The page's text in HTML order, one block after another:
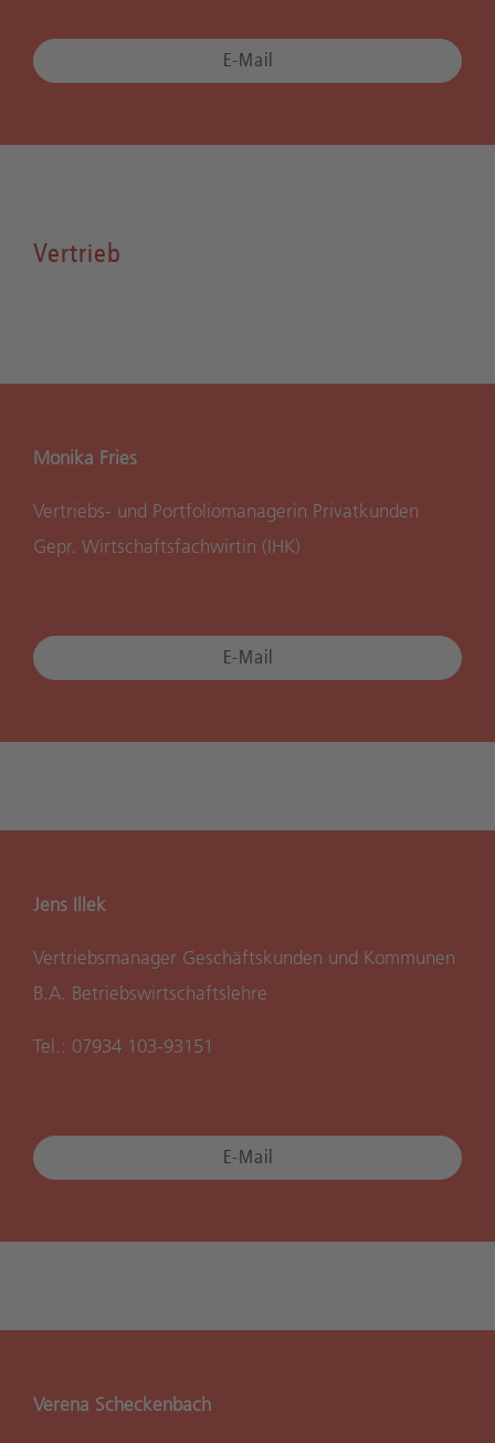
E-Mail
Vertrieb
Monika Fries
Vertriebs- und Portfoliomanagerin Privatkunden
Gepr. Wirtschaftsfachwirtin (IHK)
E-Mail
Jens Illek
Vertriebsmanager Geschäftskunden und Kommunen
B.A. Betriebswirtschaftslehre
Tel.: 07934 103-93151
E-Mail
Verena Scheckenbach